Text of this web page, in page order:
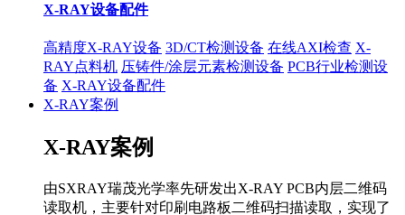
X-RAY设备配件
高精度X-RAY设备 3D/CT检测设备 在线AXI检查 X-
RAY点料机 压铸件/涂层元素检测设备 PCB行业检测设
备 X-RAY设备配件
X-RAY案例
X-RAY案例
由SXRAY瑞茂光学率先研发出X-RAY PCB内层二维码
读取机，主要针对印刷电路板二维码扫描读取，实现了